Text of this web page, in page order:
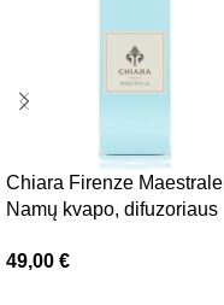
Chiara Firenze Maestrale |
Namų kvapo, difuzoriaus
49,00 €